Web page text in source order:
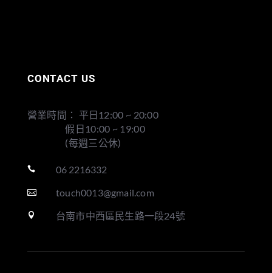
CONTACT US
營業時間： 平日12:00 ~ 20:00
假日10:00 ~ 19:00
(每週三公休)
 06 2216332
 touch0013@gmail.com
 台南市中西區民生路一段24號